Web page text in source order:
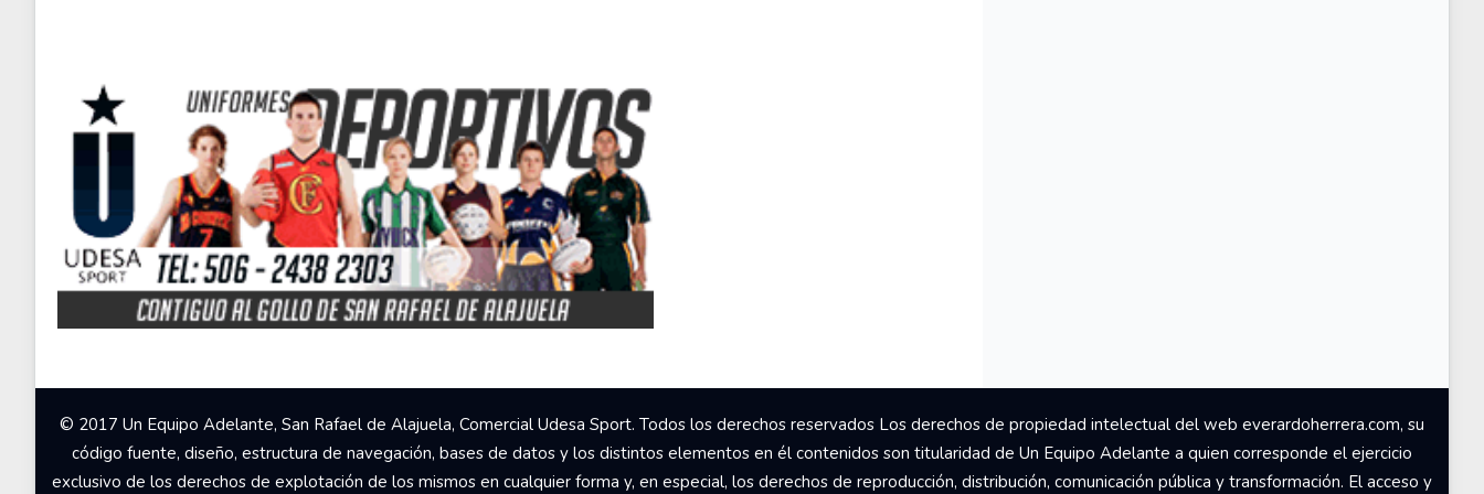
© 2017 Un Equipo Adelante, San Rafael de Alajuela, Comercial Udesa Sport. Todos los derechos reservados Los derechos de propiedad intelectual del web everardoherrera.com, su
código fuente, diseño, estructura de navegación, bases de datos y los distintos elementos en él contenidos son titularidad de Un Equipo Adelante a quien corresponde el ejercicio
exclusivo de los derechos de explotación de los mismos en cualquier forma y, en especial, los derechos de reproducción, distribución, comunicación pública y transformación. El acceso y